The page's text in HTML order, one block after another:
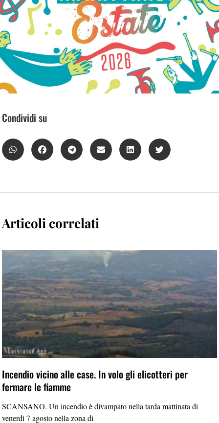
Condividi su
Articoli correlati
Incendio vicino alle case. In volo gli elicotteri per
fermare le fiamme
SCANSANO. Un incendio è divampato nella tarda mattinata di
venerdì 7 agosto nella zona di